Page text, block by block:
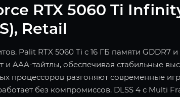
RTX 5060 Ti
Retail
Palit RTX 5060 Ti с 16 ГБ памяти GDDR7 и
AAA-тайтлы, обеспечивая стабильные
процессоров разгоняют современные
без компромиссов. DLSS 4 с Multi